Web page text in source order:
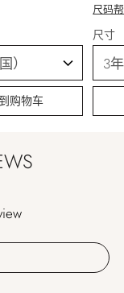
购物车
尺码
尺寸